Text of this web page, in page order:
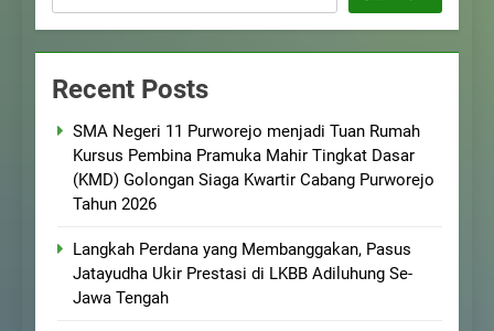
Recent Posts
SMA Negeri 11 Purworejo menjadi Tuan Rumah
Kursus Pembina Pramuka Mahir Tingkat Dasar
(KMD) Golongan Siaga Kwartir Cabang Purworejo
Tahun 2026
Langkah Perdana yang Membanggakan, Pasus
Jatayudha Ukir Prestasi di LKBB Adiluhung Se-
Jawa Tengah